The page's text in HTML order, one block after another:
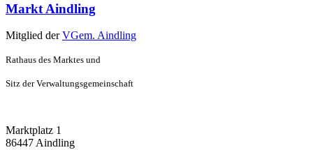
Markt Aindling
Mitglied derVGem. Aindling
Rathaus des Marktes und
Sitz der Verwaltungsgemeinschaft
Marktplatz 1
86447 Aindling